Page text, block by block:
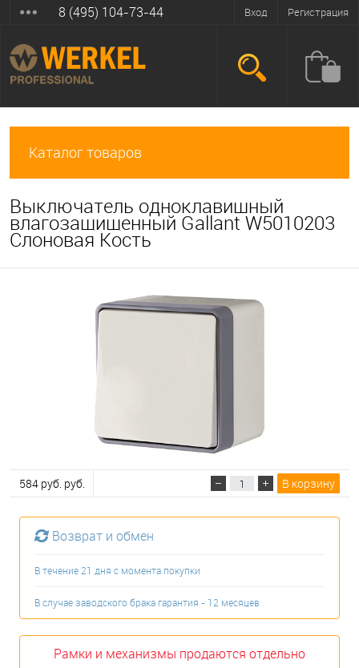
Вход Регистрация
8 (495) 104-73-44
Каталог товаров
Выключатель одноклавишный
влагозащищенный Gallant W5010203
Слоновая Кость
584 руб. руб. В корзину
Возврат и обмен
В течение 21 дня с момента покупки
В случае заводского брака гарантия - 12 месяцев
Рамки и механизмы продаются отдельно